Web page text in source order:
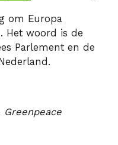
om Europa
Het woord is de
Parlement en de
Greenpeace